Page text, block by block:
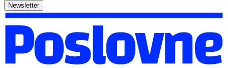
Newsletter